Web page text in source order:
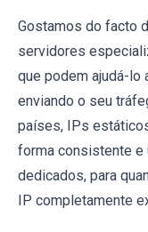
Gostamos do facto
servidores
que podem ajudá-lo
enviando o seu
países, IPs
forma consistente e
dedicados, para
IP completamente